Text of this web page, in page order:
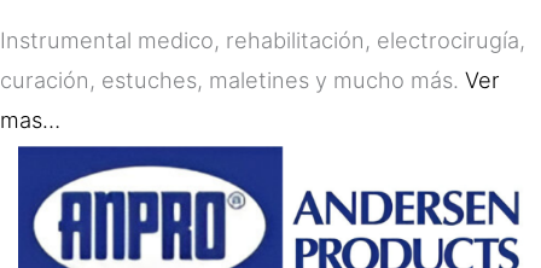
Instrumental medico, rehabilitación, electrocirugía,
curación, estuches, maletines y mucho más. Ver
mas…